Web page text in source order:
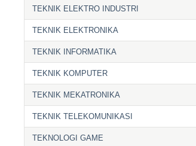
TEKNIK ELEKTRO INDUSTRI
TEKNIK ELEKTRONIKA
TEKNIK INFORMATIKA
TEKNIK KOMPUTER
TEKNIK MEKATRONIKA
TEKNIK TELEKOMUNIKASI
TEKNOLOGI GAME